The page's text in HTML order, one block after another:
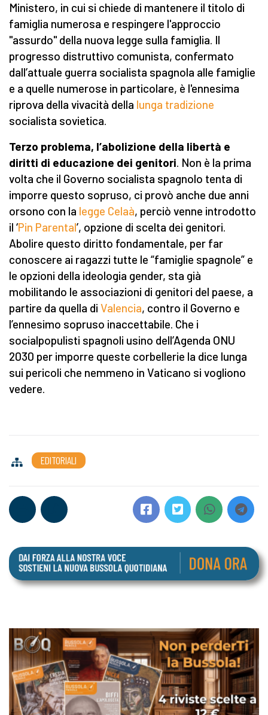
Ministero, in cui si chiede di mantenere il titolo di
famiglia numerosa e respingere l'approccio
"assurdo" della nuova legge sulla famiglia. Il
progresso distruttivo comunista, confermato
dall’attuale guerra socialista spagnola alle famiglie
e a quelle numerose in particolare, è l'ennesima
riprova della vivacità della lunga tradizione
socialista sovietica.
Terzo problema, l’abolizione della libertà e
diritti di educazione dei genitori. Non è la prima
volta che il Governo socialista spagnolo tenta di
imporre questo sopruso, ci provò anche due anni
orsono con la legge Celaà, perciò venne introdotto
il ‘Pin Parental’, opzione di scelta dei genitori.
Abolire questo diritto fondamentale, per far
conoscere ai ragazzi tutte le “famiglie spagnole” e
le opzioni della ideologia gender, sta già
mobilitando le associazioni di genitori del paese, a
partire da quella di Valencia, contro il Governo e
l’ennesimo sopruso inaccettabile. Che i
socialpopulisti spagnoli usino dell’Agenda ONU
2030 per imporre queste corbellerie la dice lunga
sui pericoli che nemmeno in Vaticano si vogliono
vedere.
EDITORIALI